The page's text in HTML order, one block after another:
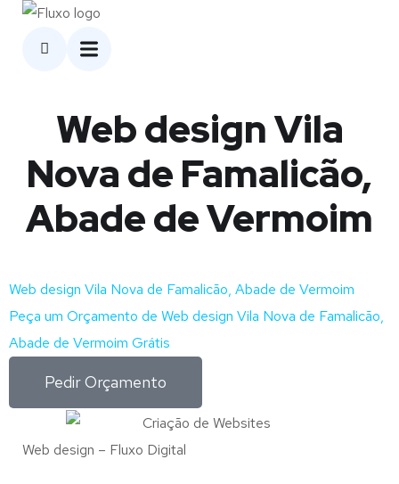
Web design Vila
Nova de Famalicão,
Abade de Vermoim
Web design Vila Nova de Famalicão, Abade de Vermoim
Peça um Orçamento de Web design Vila Nova de Famalicão,
Abade de Vermoim Grátis
Pedir Orçamento
Web design – Fluxo Digital